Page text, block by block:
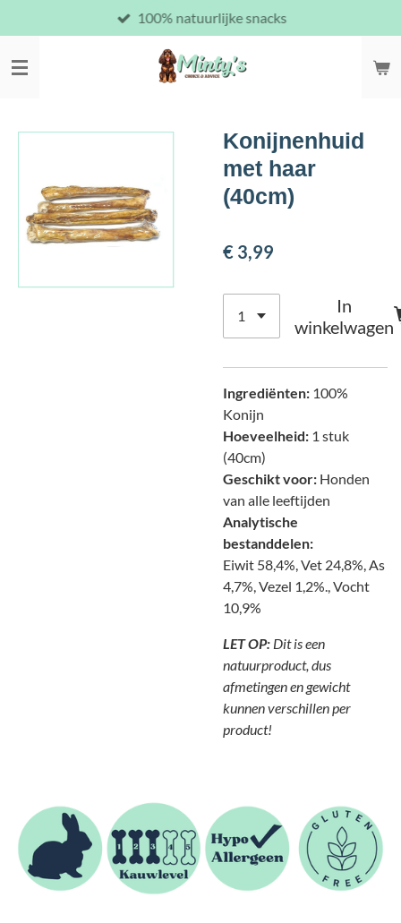
direct
naar
100% natuurlijke snacks
Konijnenhuid
met haar
(40cm)
€ 3,99
In
winkelwagen
Ingrediënten: 100%
Konijn
Hoeveelheid: 1 stuk
(40cm)
Geschikt voor: Honden
van alle leeftijden
Analytische
bestanddelen:
Eiwit 58,4%, Vet 24,8%, As
4,7%, Vezel 1,2%., Vocht
10,9%
LET OP: Dit is een
natuurproduct, dus
afmetingen en gewicht
kunnen verschillen per
product!